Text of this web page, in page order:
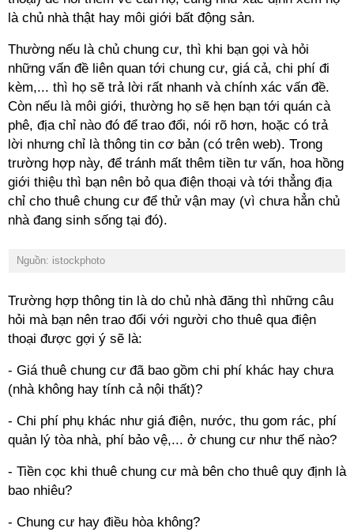
là chủ nhà thật hay môi giới bất động sản.
Thường nếu là chủ chung cư, thì khi bạn gọi và hỏi
những vấn đề liên quan tới chung cư, giá cả, chi phí đi
kèm,... thì họ sẽ trả lời rất nhanh và chính xác vấn đề.
Còn nếu là môi giới, thường họ sẽ hẹn bạn tới quán cà
phê, địa chỉ nào đó để trao đổi, nói rõ hơn, hoặc có trả
lời nhưng chỉ là thông tin cơ bản (có trên web). Trong
trường hợp này, để tránh mất thêm tiền tư vấn, hoa hồng
giới thiệu thì bạn nên bỏ qua điện thoại và tới thẳng địa
chỉ cho thuê chung cư để thử vận may (vì chưa hẳn chủ
nhà đang sinh sống tại đó).
Nguồn: istockphoto
Trường hợp thông tin là do chủ nhà đăng thì những câu
hỏi mà bạn nên trao đổi với người cho thuê qua điện
thoại được gợi ý sẽ là:
- Giá thuê chung cư đã bao gồm chi phí khác hay chưa
(nhà không hay tính cả nội thất)?
- Chi phí phụ khác như giá điện, nước, thu gom rác, phí
quản lý tòa nhà, phí bảo vệ,... ở chung cư như thế nào?
- Tiền cọc khi thuê chung cư mà bên cho thuê quy định là
bao nhiêu?
- Chung cư hay điều hòa không?